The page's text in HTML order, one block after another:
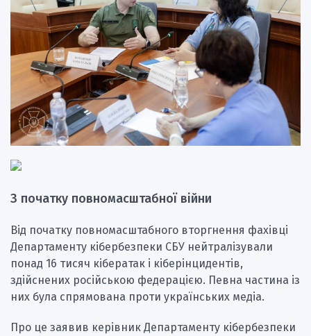
З початку повномасштабної війни
Від початку повномасштабного вторгнення фахівці
Департаменту кібербезпеки СБУ нейтралізували
понад 16 тисяч кібератак і кіберінцидентів,
здійснених російською федерацією. Певна частина із
них була спрямована проти українських медіа.
Про це заявив керівник Департаменту кібербезпеки